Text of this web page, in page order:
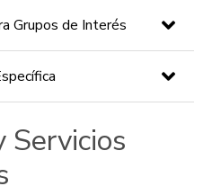
Grupos de Interés
Servicios